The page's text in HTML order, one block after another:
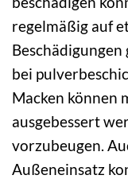
regelmäßig auf
bei
Macken können
ausgebessert
vorzubeugen.
Außeneinsatz